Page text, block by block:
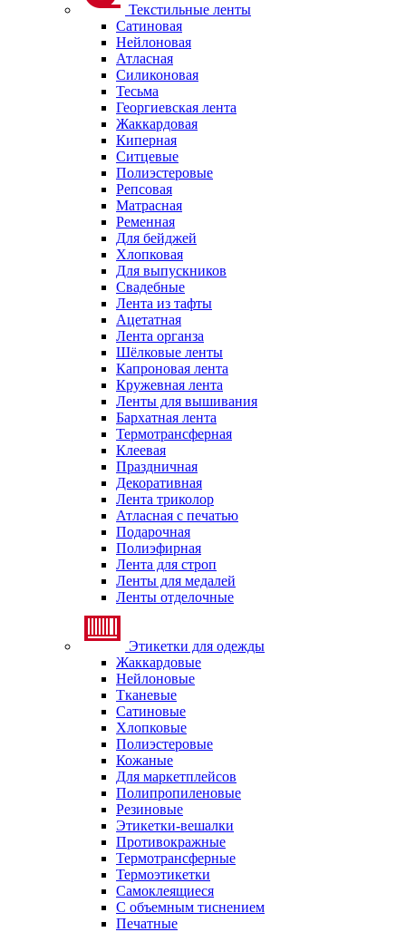
Текстильные ленты
Сатиновая
Нейлоновая
Атласная
Силиконовая
Тесьма
Георгиевская лента
Жаккардовая
Киперная
Ситцевые
Полиэстеровые
Репсовая
Матрасная
Ременная
Для бейджей
Хлопковая
Для выпускников
Свадебные
Лента из тафты
Ацетатная
Лента органза
Шёлковые ленты
Капроновая лента
Кружевная лента
Ленты для вышивания
Бархатная лента
Термотрансферная
Клеевая
Праздничная
Декоративная
Лента триколор
Атласная с печатью
Подарочная
Полиэфирная
Лента для строп
Ленты для медалей
Ленты отделочные
Этикетки для одежды
Жаккардовые
Нейлоновые
Тканевые
Сатиновые
Хлопковые
Полиэстеровые
Кожаные
Для маркетплейсов
Полипропиленовые
Резиновые
Этикетки-вешалки
Противокражные
Термотрансферные
Термоэтикетки
Самоклеящиеся
С объемным тиснением
Печатные